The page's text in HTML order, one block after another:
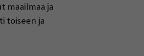
maailmaa ja
toiseen ja